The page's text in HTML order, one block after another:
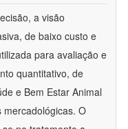
a visão
de baixo custo e
para avaliação e
quantitativo, de
e Bem Estar Animal
mercadológicas. O